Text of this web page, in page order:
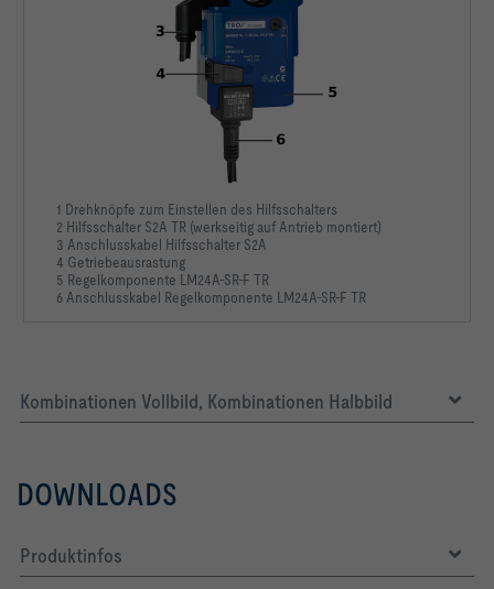
1 Drehknöpfe zum Einstellen des Hilfsschalters
2 Hilfsschalter S2A TR (werkseitig auf Antrieb montiert)
3 Anschlusskabel Hilfsschalter S2A
4 Getriebeausrastung
5 Regelkomponente LM24A-SR-F TR
6 Anschlusskabel Regelkomponente LM24A-SR-F TR
Kombinationen Vollbild, Kombinationen Halbbild
DOWNLOADS
Produktinfos